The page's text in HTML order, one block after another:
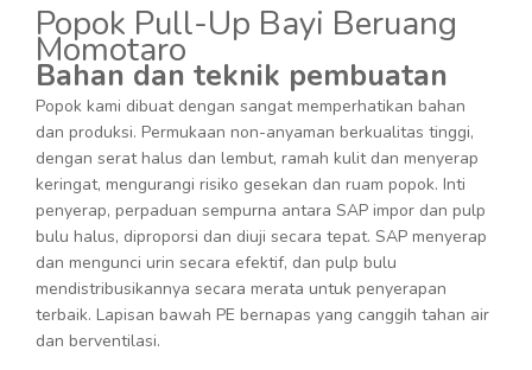
Popok Pull-Up Bayi Beruang
Momotaro
Bahan dan teknik pembuatan
Popok kami dibuat dengan sangat memperhatikan bahan
dan produksi. Permukaan non-anyaman berkualitas tinggi,
dengan serat halus dan lembut, ramah kulit dan menyerap
keringat, mengurangi risiko gesekan dan ruam popok. Inti
penyerap, perpaduan sempurna antara SAP impor dan pulp
bulu halus, diproporsi dan diuji secara tepat. SAP menyerap
dan mengunci urin secara efektif, dan pulp bulu
mendistribusikannya secara merata untuk penyerapan
terbaik. Lapisan bawah PE bernapas yang canggih tahan air
dan berventilasi.